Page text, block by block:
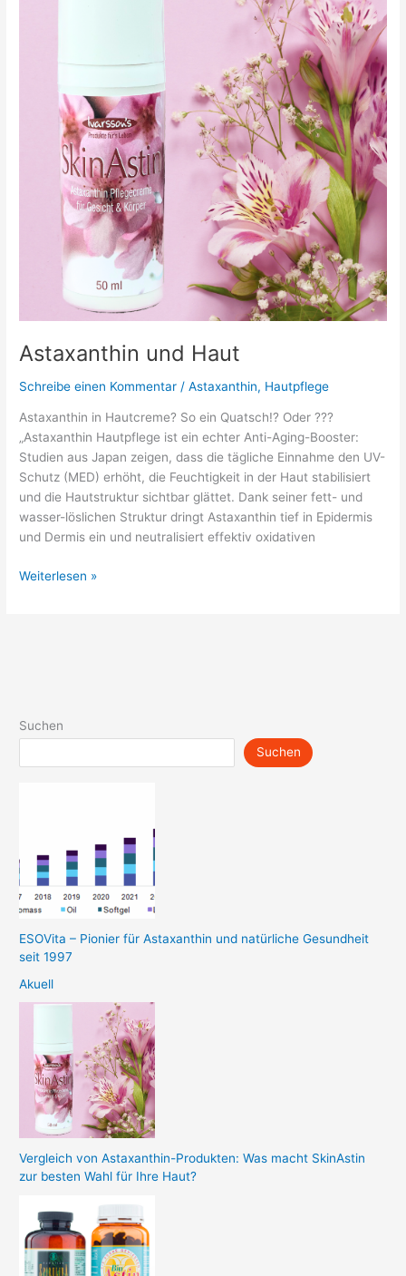
Astaxanthin und Haut
Schreibe einen Kommentar /Astaxanthin, Hautpflege
Astaxanthin in Hautcreme? So ein Quatsch!? Oder ???
„Astaxanthin Hautpflege ist ein echter Anti-Aging-Booster:
Studien aus Japan zeigen, dass die tägliche Einnahme den UV-
Schutz (MED) erhöht, die Feuchtigkeit in der Haut stabilisiert
und die Hautstruktur sichtbar glättet. Dank seiner fett- und
wasser-löslichen Struktur dringt Astaxanthin tief in Epidermis
und Dermis ein und neutralisiert effektiv oxidativen
Astaxanthin
Weiterlesen »
Suchen
Suchen
ESOVita – Pionier für Astaxanthin und natürliche Gesundheit
seit 1997
Akuell
Vergleich von Astaxanthin-Produkten: Was macht SkinAstin
zur besten Wahl für Ihre Haut?